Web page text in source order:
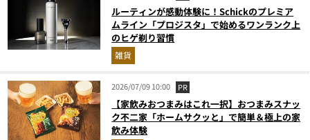
ルーティンが感動体験に！Schickのプレミア
ムライン「プロジスタ」で始めるワンランク上
のヒゲ剃り習慣
雑貨
2026/07/09 10:00 PR
【家飲みおつまみはこれ一択】おつまみスナッ
ク不二家「ホームサクッと」で簡単＆極上の家
飲み体験